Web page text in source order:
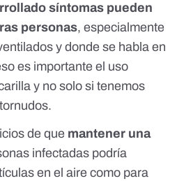
síntomas pueden
personas, especialmente
y donde se habla en
es importante el uso
y no solo si tenemos
de que mantener una
infectadas podría
en el aire como para